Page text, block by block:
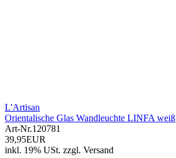
L'Artisan
Orientalische Glas Wandleuchte LINFA weiß
Art-Nr.120781
39,95EUR
inkl. 19% USt. zzgl. Versand